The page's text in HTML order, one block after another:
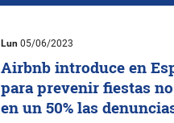
Lun 05/06/2023
Airbnb introduce en
para prevenir fiestas
en un 50% las